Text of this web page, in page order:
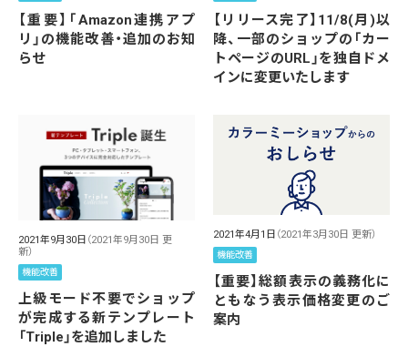
【重要】「Amazon連携アプ
リ」の機能改善・追加のお知
らせ
【リリース完了】11/8(月)以
降、一部のショップの「カー
トページのURL」を独自ドメ
インに変更いたします
2021年9月30日 （2021年9月30日 更
新）
機能改善
上級モード不要でショップ
が完成する新テンプレート
「Triple」を追加しました
2021年4月1日 （2021年3月30日 更新）
機能改善
【重要】総額表示の義務化に
ともなう表示価格変更のご
案内